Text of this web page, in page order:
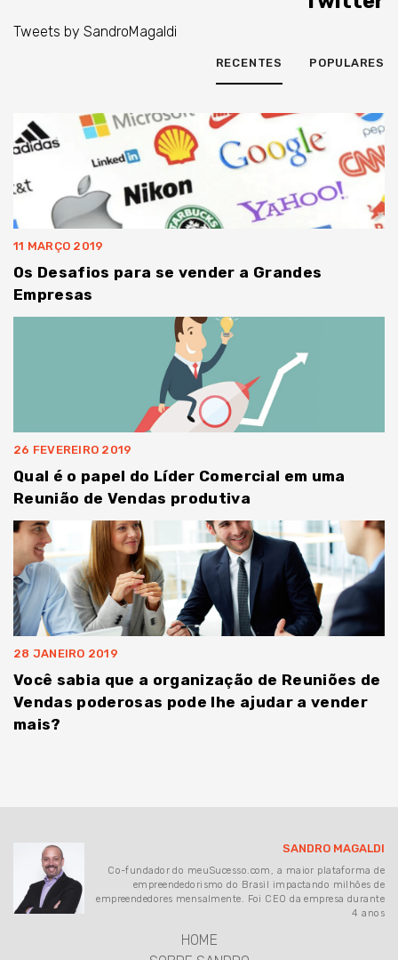
Tweets by SandroMagaldi
POPULARES
RECENTES
11 MARÇO 2019
Os Desafios para se vender a Grandes
Empresas
26 FEVEREIRO 2019
Qual é o papel do Líder Comercial em uma
Reunião de Vendas produtiva
28 JANEIRO 2019
Você sabia que a organização de Reuniões de
Vendas poderosas pode lhe ajudar a vender
mais?
SANDRO MAGALDI
Co-fundador do meuSucesso.com, a maior plataforma de
empreendedorismo do Brasil impactando milhões de
empreendedores mensalmente. Foi CEO da empresa durante
4 anos
HOME